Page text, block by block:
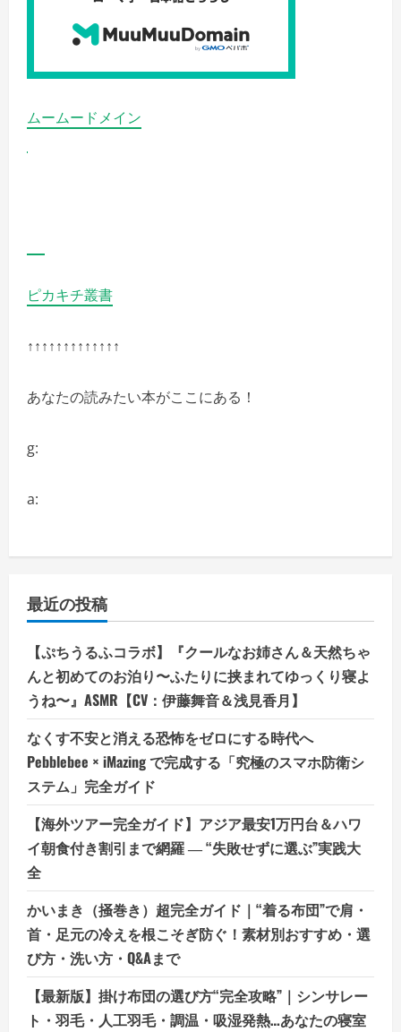
だ
さ
ムームードメイン
ピカキチ叢書
↑↑↑↑↑↑↑↑↑↑↑↑↑
あなたの読みたい本がここにある！
g:
a:
最近の投稿
【ぷちうるふコラボ】『クールなお姉さん＆天然ちゃ
んと初めてのお泊り〜ふたりに挟まれてゆっくり寝よ
うね〜』ASMR【CV：伊藤舞音＆浅見香月】
なくす不安と消える恐怖をゼロにする時代へ
Pebblebee × iMazing で完成する「究極のスマホ防衛シ
ステム」完全ガイド
【海外ツアー完全ガイド】アジア最安1万円台＆ハワ
イ朝食付き割引まで網羅 ― “失敗せずに選ぶ”実践大
全
かいまき（掻巻き）超完全ガイド｜“着る布団”で肩・
首・足元の冷えを根こそぎ防ぐ！素材別おすすめ・選
び方・洗い方・Q&Aまで
【最新版】掛け布団の選び方“完全攻略”｜シンサレー
ト・羽毛・人工羽毛・調温・吸湿発熱…あなたの寝室